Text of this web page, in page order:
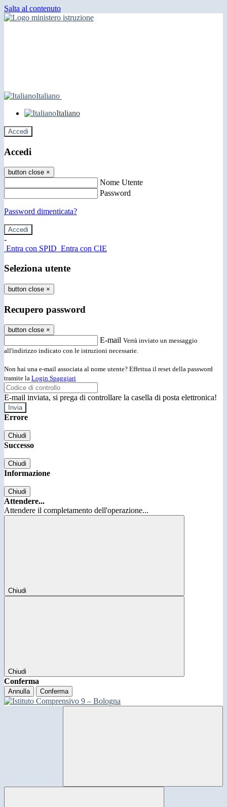
Salta al contenuto
Italiano
Italiano
Accedi
Accedi
button close ×
Nome Utente
Password
Password dimenticata?
-
Entra con SPID Entra con CIE
Seleziona utente
button close ×
Recupero password
button close ×
E-mail Verrà inviato un messaggio
all'indirizzo indicato con le istruzioni necessarie.
Non hai una e-mail associata al nome utente? Effettua il reset della password
tramite la Login Spaggiari
E-mail inviata, si prega di controllare la casella di posta elettronica!
Errore
Chiudi
Successo
Chiudi
Informazione
Chiudi
Attendere...
Attendere il completamento dell'operazione...
Chiudi
Chiudi
Conferma
Annulla Conferma